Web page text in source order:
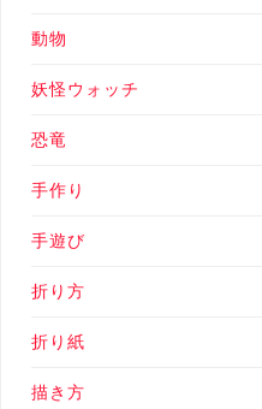
動物
妖怪ウォッチ
恐竜
手作り
手遊び
折り方
折り紙
描き方